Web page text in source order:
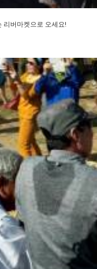
리버마켓으로 오세요!